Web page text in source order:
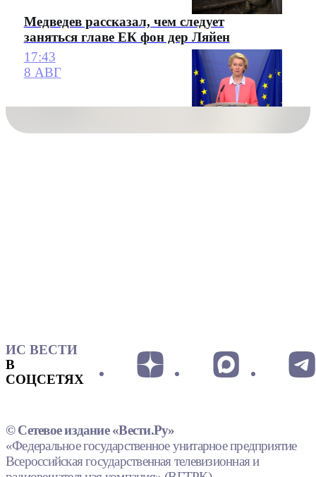
Медведев рассказал, чем следует
заняться главе ЕК фон дер Ляйен
17:43
8 АВГ
ИС ВЕСТИ
В
СОЦСЕТЯХ
© Сетевое издание «Вести.Ру»
«Федеральное государственное унитарное предприятие
Всероссийская государственная телевизионная и